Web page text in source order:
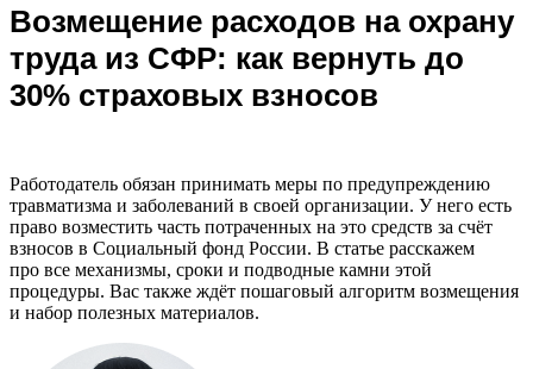
Возмещение расходов на охрану
труда из СФР: как вернуть до
30% страховых взносов
Работодатель обязан принимать меры по предупреждению
травматизма и заболеваний в своей организации. У него есть
право возместить часть потраченных на это средств за счёт
взносов в Социальный фонд России. В статье расскажем
про все механизмы, сроки и подводные камни этой
процедуры. Вас также ждёт пошаговый алгоритм возмещения
и набор полезных материалов.